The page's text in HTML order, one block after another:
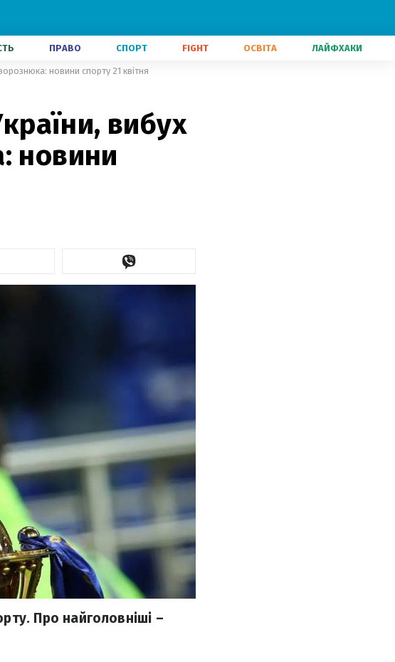
ПРАВО СПОРТ FIGHT ОСВІТА ЛАЙФХАКИ
новини спорту 21 квітня
вибух
новини
Про найголовніші –